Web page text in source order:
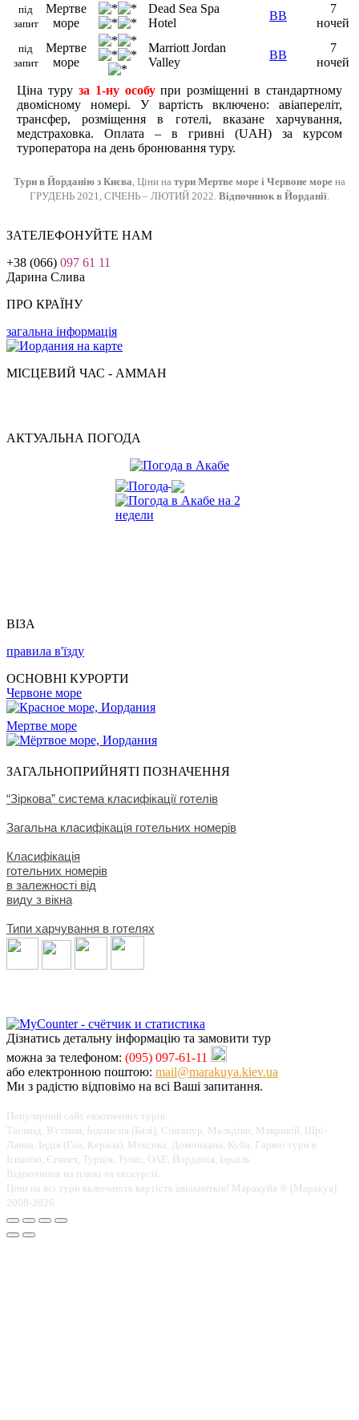
під
запит
Мертве
море
Dead Sea Spa
Hotel
BB
7
ночей
під
запит
Мертве
море
Marriott Jordan
Valley
BB
7
ночей
Ціна туру за 1-ну особу при розміщенні в стандартному
двомісному номері. У вартість включено: авіапереліт,
трансфер, розміщення в готелі, вказане харчування,
медстраховка. Оплата – в гривні (UAH) за курсом
туроператора на день бронювання туру.
Тури в Йорданію з Києва , Ціни на тури Мертве море і Червоне море на
ГРУДЕНЬ 2021, СІЧЕНЬ – ЛЮТИЙ 2022. Відпочинок в Йорданії
ЗАТЕЛЕФОНУЙТЕ НАМ
+38 (066) 097 61 11
Дарина Слива
ПРО КРАЇНУ
загальна інформація
МІСЦЕВИЙ ЧАС - АММАН
АКТУАЛЬНА ПОГОДА
ВІЗА
правила в'їзду
ОСНОВНІ КУРОРТИ
Червоне море
Мертве море
ЗАГАЛЬНОПРИЙНЯТІ ПОЗНАЧЕННЯ
“Зіркова” система класифікації готелів
Загальна класифікація готельних номерів
Класифікація
готельних номерів
в залежності від
виду з вікна
Типи харчування в готелях
Дізнатись детальну інформацію та замовити тур
можна за телефоном: (095) 097-61-11
або електронною поштою: mail@marakuya.kiev.ua
Ми з радістю відповімо на всі Ваші запитання.
Популярний сайт екзотичних турів:
Таїланд, В'єтнам, Індонезія (Балі), Сінгапур, Мальдіви, Маврикій, Шрі-
Ланка, Індія (Гоа, Керала), Мексика, Домінікана, Куба. Гарячі тури в
Іспанію, Єгипет, Турція, Туніс, ОАЕ, Йорданія, Ізраїль.
Відпочинок на пляжі та екскурсії.
Ціни на всі тури включають вартість авіаквитків! Маракуйя ® (Маракуя)
2008-2026